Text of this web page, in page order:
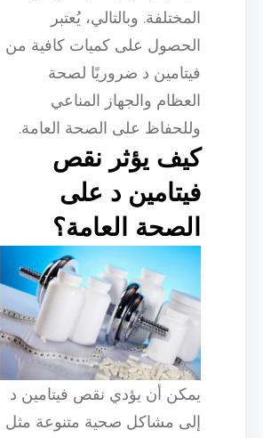
المختلفة. وبالتالي، يُعتبر
الحصول على كميات كافية من
فيتامين د ضروريًا لصحة
العظام والجهاز المناعي
وللحفاظ على الصحة العامة.
كيف يؤثر نقص
فيتامين د على
الصحة العامة؟
يمكن أن يؤدي نقص فيتامين د
إلى مشاكل صحية متنوعة مثل